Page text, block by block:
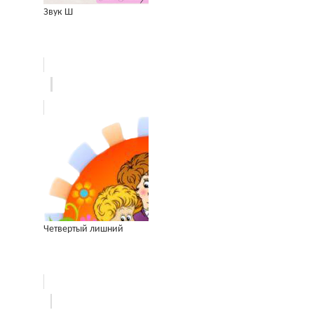
Звук Ш
Четвертый лишний